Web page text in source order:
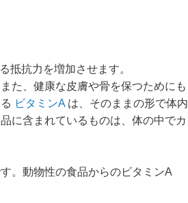
抵抗力を増加させます。
た、健康な皮膚や骨を保つためにも
ビタミンA は、そのままの形で体内
に含まれているものは、体の中でカ
。動物性の食品からのビタミンA